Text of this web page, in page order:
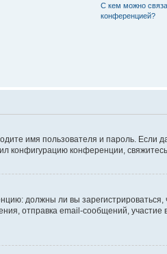
С кем можно
конференцией?
имя пользователя и пароль.
конфигурацию конференции,
должны ли вы
отправка email-сообщений, участие